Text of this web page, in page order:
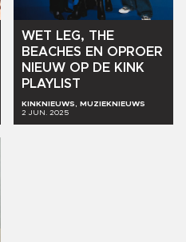
WET LEG, THE
BEACHES EN OPROER
NIEUW OP DE KINK
PLAYLIST
KINKNIEUWS, MUZIEKNIEUWS
2 JUN. 2025